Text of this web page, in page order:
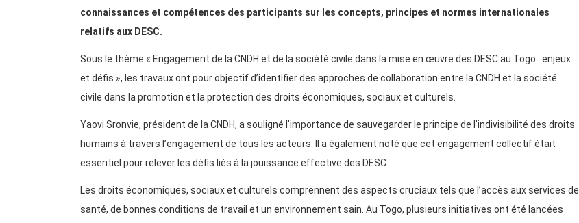
connaissances et compétences des participants sur les concepts, principes et normes internationales
relatifs aux DESC.
Sous le thème « Engagement de la CNDH et de la société civile dans la mise en œuvre des DESC au Togo : enjeux
et défis », les travaux ont pour objectif d’identifier des approches de collaboration entre la CNDH et la société
civile dans la promotion et la protection des droits économiques, sociaux et culturels.
Yaovi Sronvie, président de la CNDH, a souligné l’importance de sauvegarder le principe de l’indivisibilité des droits
humains à travers l’engagement de tous les acteurs. Il a également noté que cet engagement collectif était
essentiel pour relever les défis liés à la jouissance effective des DESC.
Les droits économiques, sociaux et culturels comprennent des aspects cruciaux tels que l’accès aux services de
santé, de bonnes conditions de travail et un environnement sain. Au Togo, plusieurs initiatives ont été lancées